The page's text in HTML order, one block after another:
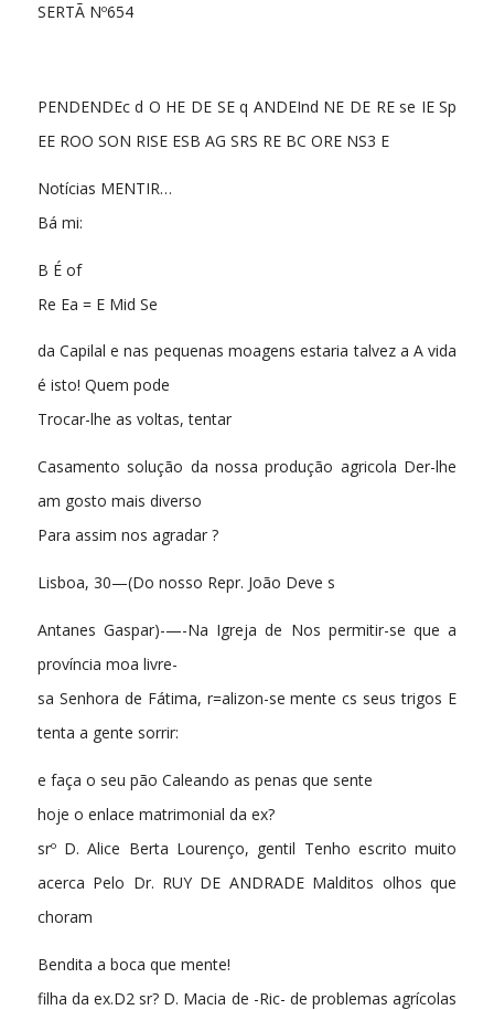
SERTÃ Nº654
PENDENDEc d O HE DE SE q ANDEInd NE DE RE se IE Sp
EE ROO SON RISE ESB AG SRS RE BC ORE NS3 E
Notícias MENTIR…
Bá mi:
B É of
Re Ea = E Mid Se
da Capilal e nas pequenas moagens estaria talvez a A vida
é isto! Quem pode
Trocar-lhe as voltas, tentar
Casamento solução da nossa produção agricola Der-lhe
am gosto mais diverso
Para assim nos agradar ?
Lisboa, 30—(Do nosso Repr. João Deve s
Antanes Gaspar)-—-Na Igreja de Nos permitir-se que a
província moa livre-
sa Senhora de Fátima, r=alizon-se mente cs seus trigos E
tenta a gente sorrir:
e faça o seu pão Caleando as penas que sente
hoje o enlace matrimonial da ex?
srº D. Alice Berta Lourenço, gentil Tenho escrito muito
acerca Pelo Dr. RUY DE ANDRADE Malditos olhos que
choram
Bendita a boca que mente!
filha da ex.D2 sr? D. Macia de -Ric- de problemas agrícolas